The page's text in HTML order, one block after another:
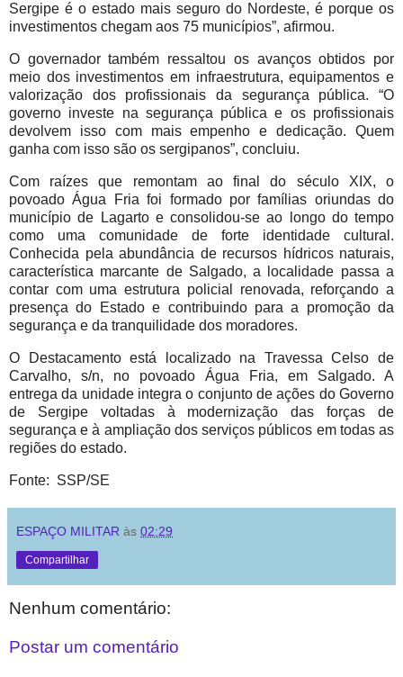
Sergipe é o estado mais seguro do Nordeste, é porque os
investimentos chegam aos 75 municípios”, afirmou.
O governador também ressaltou os avanços obtidos por
meio dos investimentos em infraestrutura, equipamentos e
valorização dos profissionais da segurança pública. “O
governo investe na segurança pública e os profissionais
devolvem isso com mais empenho e dedicação. Quem
ganha com isso são os sergipanos”, concluiu.
Com raízes que remontam ao final do século XIX, o
povoado Água Fria foi formado por famílias oriundas do
município de Lagarto e consolidou-se ao longo do tempo
como uma comunidade de forte identidade cultural.
Conhecida pela abundância de recursos hídricos naturais,
característica marcante de Salgado, a localidade passa a
contar com uma estrutura policial renovada, reforçando a
presença do Estado e contribuindo para a promoção da
segurança e da tranquilidade dos moradores.
O Destacamento está localizado na Travessa Celso de
Carvalho, s/n, no povoado Água Fria, em Salgado. A
entrega da unidade integra o conjunto de ações do Governo
de Sergipe voltadas à modernização das forças de
segurança e à ampliação dos serviços públicos em todas as
regiões do estado.
Fonte: SSP/SE
ESPAÇO MILITAR às 02:29
Compartilhar
Nenhum comentário:
Postar um comentário